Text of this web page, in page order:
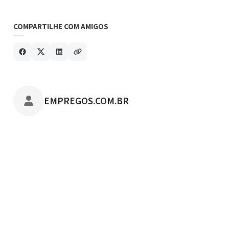
COMPARTILHE COM AMIGOS
POSTADO POR
EMPREGOS.COM.BR